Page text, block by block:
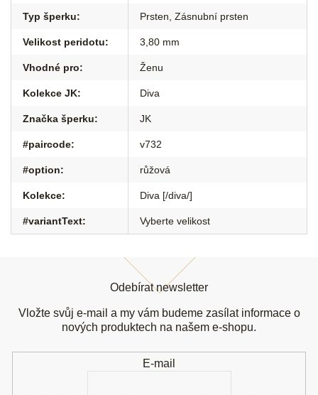
Typ šperku: Prsten Zásnubní prsten
Velikost peridotu: 3,80 mm
Vhodné pro: Ženu
Kolekce JK: Diva
Značka šperku: JK
#paircode: v732
#option: růžová
Kolekce: Diva [/diva/]
#variantText: Vyberte velikost
Odebírat newsletter
Vložte svůj e-mail a my vám budeme zasílat informace o
nových produktech na našem e-shopu.
E-mail